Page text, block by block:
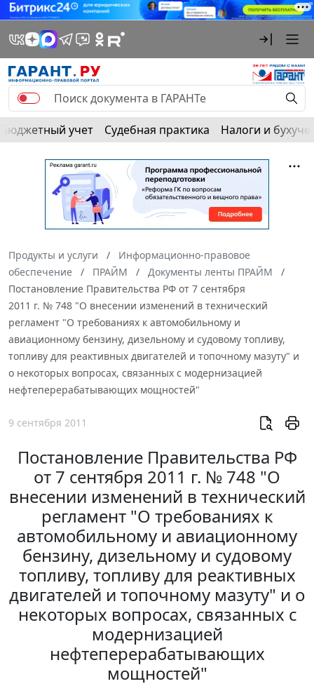
Бюджетный учет Судебная практика Налоги и
Продукты и услуги
Информационно-правовое
обеспечение
ПРАЙМ
Документы ленты ПРАЙМ
Постановление Правительства РФ от 7 сентября
2011 г. № 748 "О внесении изменений в технический
регламент "О требованиях к автомобильному и
авиационному бензину, дизельному и судовому топливу,
топливу для реактивных двигателей и топочному мазуту" и
о некоторых вопросах, связанных с модернизацией
нефтеперерабатывающих мощностей"
9 сентября 2011
Постановление Правительства РФ
от 7 сентября 2011 г. № 748 "О
внесении изменений в технический
регламент "О требованиях к
автомобильному и авиационному
бензину, дизельному и судовому
топливу, топливу для реактивных
двигателей и топочному мазуту" и о
некоторых вопросах, связанных с
модернизацией
нефтеперерабатывающих
мощностей"